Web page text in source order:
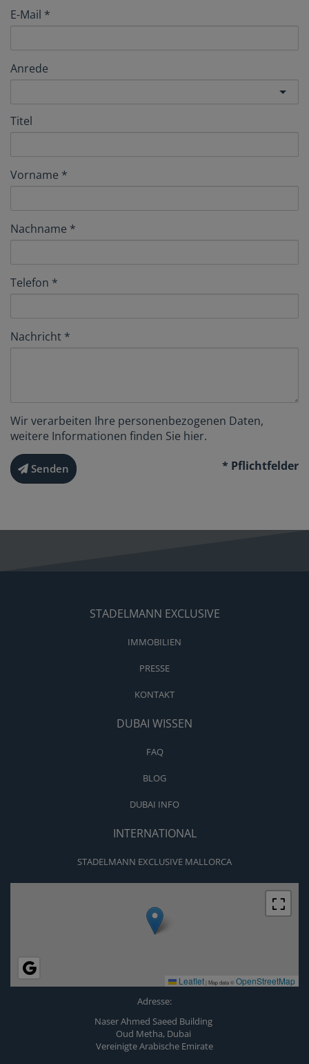
E-Mail
Anrede
Titel
Vorname
Nachname
Telefon
Nachricht
Wir verarbeiten Ihre personenbezogenen Daten,
weitere Informationen finden Sie hier.
Senden * Pflichtfelder
STADELMANN EXCLUSIVE
IMMOBILIEN
PRESSE
KONTAKT
DUBAI WISSEN
FAQ
BLOG
DUBAI INFO
INTERNATIONAL
STADELMANN EXCLUSIVE MALLORCA
Leaflet| Map data ©OpenStreetMap
Adresse:
Naser Ahmed Saeed Building
Oud Metha, Dubai
Vereinigte Arabische Emirate